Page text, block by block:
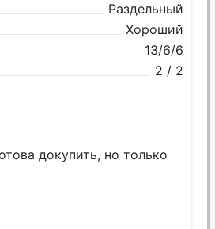
Раздельный
Хороший
13/6/6
2 / 2
докупить, но только